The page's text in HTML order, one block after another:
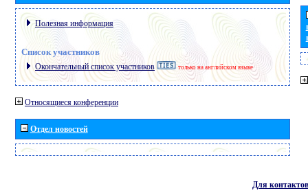
Полезная информация
Список участников
Окончательный список участников только на английском языке
Относящиеся конференции
Отдел новостей
Для контактов